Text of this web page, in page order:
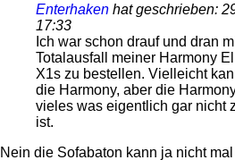
Enterhaken hat geschrieben:
17:33
Ich war schon drauf und dran
Totalausfall meiner Harmony
X1s zu bestellen. Vielleicht
die Harmony, aber die
vieles was eigentlich gar nicht
ist.
Nein die Sofabaton kann ja nicht